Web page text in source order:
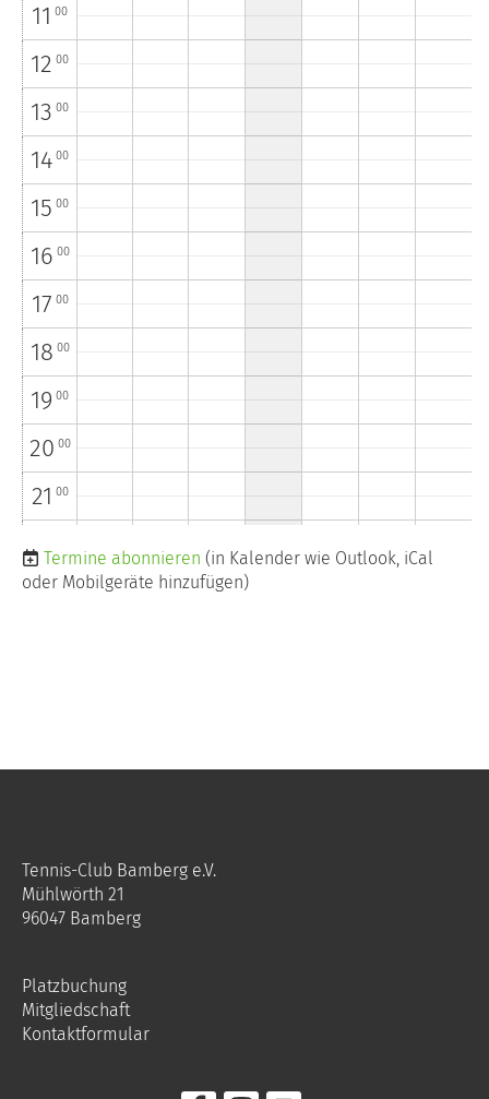
11 00
12 00
13 00
14 00
15 00
16 00
17 00
18 00
19 00
20 00
21 00
22
2300
Termine abonnieren (in Kalender wie Outlook, iCal
oder Mobilgeräte hinzufügen)
Tennis-Club Bamberg e.V.
Mühlwörth 21
96047 Bamberg
Platzbuchung
Mitgliedschaft
Kontaktformular